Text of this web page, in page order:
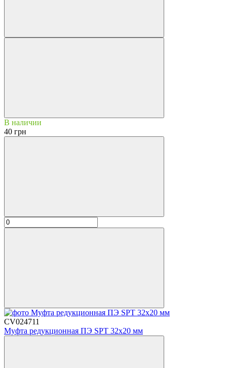
В наличии
40 грн
CV024711
Муфта редукционная ПЭ SPT 32х20 мм